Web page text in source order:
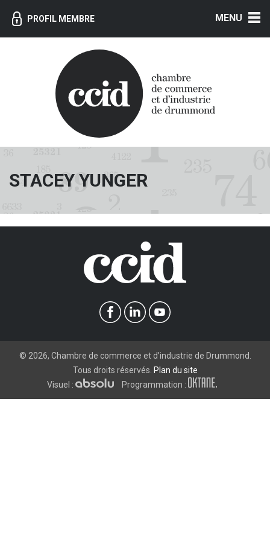
PROFIL MEMBRE
STACEY YUNGER
© 2026, Chambre de commerce et d’industrie de Drummond.
Tous droits réservés. Plan du site
Visuel :
Programmation :
MENU